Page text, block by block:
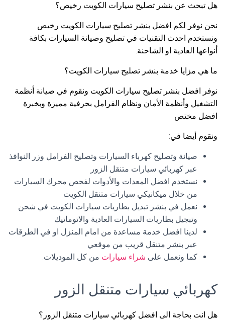
هل تبحث عن بنشر تصليح سيارات الكويت رخيص؟
نحن نوفر لكم افضل بنشر تصليح سيارات الكويت رخيص
ونستخدم احدث التقنيات في تصليح وصيانة السيارات بكافة
أنواعها العادية او الشاحنة.
ما هي مزايا خدمة بنشر تصليح سيارات الكويت؟
نوفر افضل بنشر تصليح سيارات الكويت ونقوم في صيانة أنظمة
التشغيل وأنظمة الأمان ونظام الفرامل بحرفية مميزة وبخبرة
افضل مختص
ونقوم أيضا في:
صيانة وتصليح كهرباء السيارات وتصليح الفرامل وزر النوافذ
عبر كهربائي سيارات متنقل الزور
نستخدم افضل المعدات والأدوات لفحص محرك السيارات
من خلال ميكانيكي سيارات متنقل الكويت
نعمل في بنشر تبديل بطاريات سيارات الكويت في شحن
وتبجيل بطاريات السيارات العادية والاتوماتيك
لدينا افضل خدمة مساعدة من امام المنزل او في الطرقات
عبر بنشر متنقل قريب من موقعي
كما ونعمل على شراء سيارات من كل الموديلات.
كهربائي سيارات متنقل الزور
هل انت بحاجة الى افضل كهربائي سيارات متنقل الزور؟